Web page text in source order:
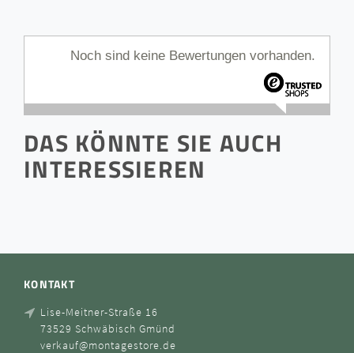
Noch sind keine Bewertungen vorhanden.
DAS KÖNNTE SIE AUCH
INTERESSIEREN
KONTAKT
Lise-Meitner-Straße 16
73529 Schwäbisch Gmünd
verkauf@montagestore.de